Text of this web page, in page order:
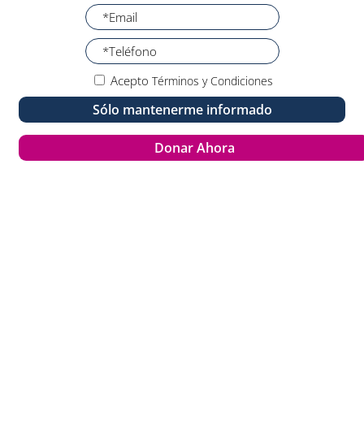
Acepto Términos y Condiciones
Sólo mantenerme informado
Donar Ahora